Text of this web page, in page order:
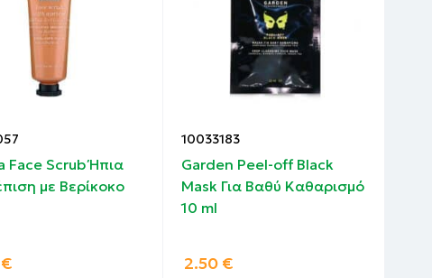
Face Scrub Ήπια
με Βερίκοκο
€
10033183
Garden Peel-off Black
Mask Για Βαθύ Καθαρισμό
10 ml
2.50 €